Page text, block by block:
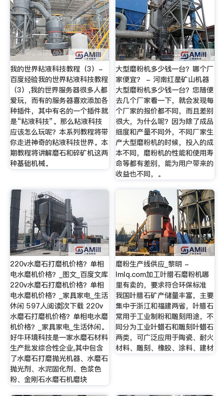
我的世界粘液科技教程（3）-
百度经验我的世界粘液科技教程
（3）,我的世界服务器很多人都
爱玩，而有的服务器喜欢添加各
种插件，其中有名的一个插件就
是“粘液科技”。那么粘液科技
应该怎么玩呢？本系列教程将带
你走进神奇的粘液科技世界。本
期教程将讲解磨石和碎矿机这两
种基础机械。
大型磨粉机多少钱一台？哪个厂
家便宜？ - 河南红星矿山机器
大型磨粉机多少钱一台？您随便
去几个厂家看一下，就会发现每
个厂家的报价都不同，而且差别
很大，为什么呢？因为除了成品
细度和产量不同外，不同厂家生
产大型磨粉机的时候，投入的成
本不同，磨粉机的性能和使用寿
命等都有差别，能为用户带来的
收益也不同，。
220v水磨石打磨机价格？单相
电水磨机价格？_图文_百度文库
220v水磨石打磨机价格？单相
电水磨机价格？_家具家电_生活
休闲 597人阅读|次下载 220v
水磨石打磨机价格？单相电水磨
机价格？_家具家电_生活休闲。
好牛环境科技是一家水磨石材料
生产批发综合性企业,其中包含
了水磨石打磨抛光机器、水磨石
抛光剂、水泥固化剂、色浆色
粉、金刚石水磨石机磨块
磨粉生产线供应_黎明 -
lmlq.com加工叶腊石磨粉机哪
里有卖的，要求符合环保标准
我国叶腊石矿产储量丰富，主要
集中于浙江和福建两省，叶腊石
常用于工业制粉和雕刻用途，不
同分为工业叶蜡石和雕刻叶蜡石
两类，可广泛应用于陶瓷、耐火
材料、雕刻、橡胶、涂料、建材